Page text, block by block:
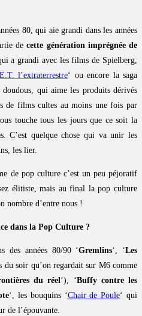
80, qui aie grandi dans les années
decette génération imprégnée de
a grandi avec les films de Spielberg,
E.T. l’extraterrestre‘ ou encore la saga
qui aime les produits dérivés
de films cultes au moins une fois par
touche tous les jours que ce soit la
C’est quelque chose qui va unir les
les lier.
de pop culture c’est un peu péjoratif
élitiste, mais au final la pop culture
nombre d’entre nous !
dans la Pop Culture ?
des années 80/90 ‘Gremlins‘, ‘Les
du soir qu’on regardait sur M6 comme
du réel‘), ‘Buffy contre les
‘, les bouquins ‘Chair de Poule‘ qui
de l’épouvante.